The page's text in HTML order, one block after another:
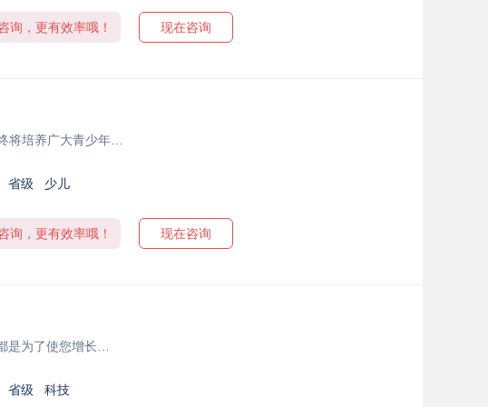
询，更有效率哦！
现在咨询
将培养广大青少年…
省级 少儿
询，更有效率哦！
现在咨询
是为了使您增长…
省级 科技